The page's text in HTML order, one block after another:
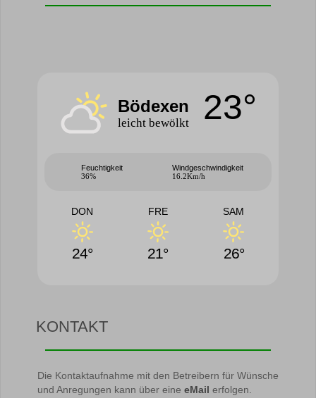
Bödexen
leicht bewölkt 23°
Feuchtigkeit
36%
Windgeschwindigkeit
16.2Km/h
DON
24°
FRE
21°
SAM
26°
KONTAKT
Die Kontaktaufnahme mit den Betreibern für Wünsche
und Anregungen kann über eine eMail erfolgen.